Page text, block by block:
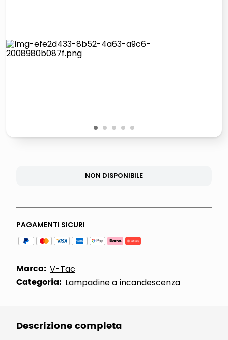
elenco telefonico
faro solare
1 2 3 4 5
NON DISPONIBILE
PAGAMENTI SICURI
Marca: V-Tac
Categoria: Lampadine a incandescenza
Descrizione completa